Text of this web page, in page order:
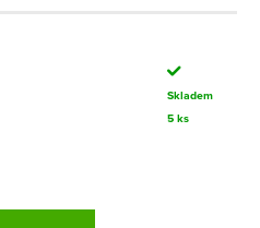
Skladem
5 ks